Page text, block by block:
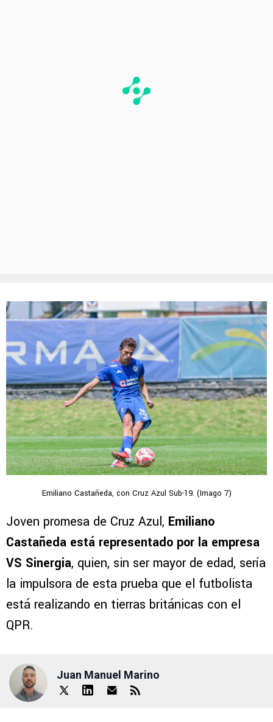
Emiliano Castañeda, con Cruz Azul Sub-19. (Imago 7)
Joven promesa de Cruz Azul, Emiliano
Castañeda está representado por la empresa
VS Sinergia, quien, sin ser mayor de edad, sería
la impulsora de esta prueba que el futbolista
está realizando en tierras británicas con el
QPR.
Juan Manuel Marino